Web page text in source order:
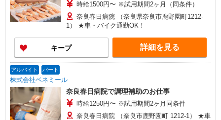
時給1500円〜 ※試用期間2ヶ月（同条件）
奈良春日病院 （奈良県奈良市鹿野園町1212-
1） ★車・バイク通勤OK！
キープ 詳細を見る
アルバイト パート
株式会社ベネミール
奈良春日病院で調理補助のお仕事
時給1250円〜 ※試用期間2ヶ月同条件
奈良春日病院 （奈良市鹿野園町 1212-1） ★車